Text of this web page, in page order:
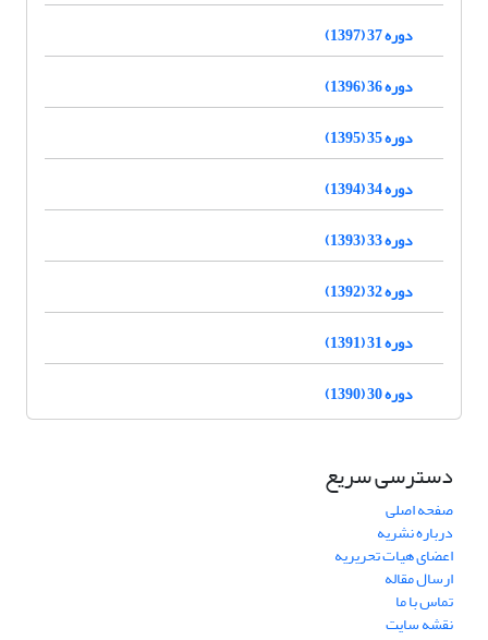
دوره 37 (1397)
دوره 36 (1396)
دوره 35 (1395)
دوره 34 (1394)
دوره 33 (1393)
دوره 32 (1392)
دوره 31 (1391)
دوره 30 (1390)
دسترسی سریع
صفحه اصلی
درباره نشریه
اعضای هیات تحریریه
ارسال مقاله
تماس با ما
نقشه سایت